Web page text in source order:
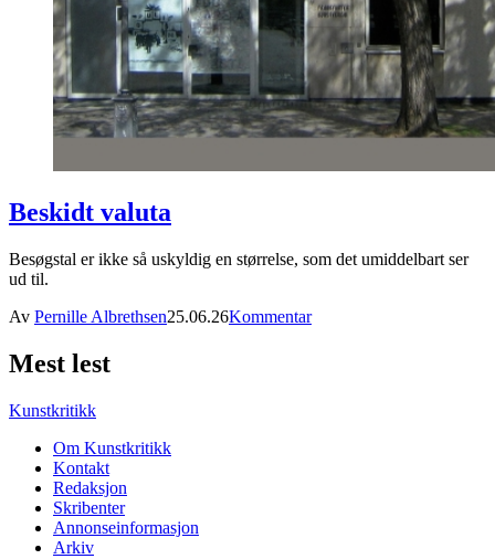
Beskidt valuta
Besøgstal er ikke så uskyldig en størrelse, som det umiddelbart ser
ud til.
Av Pernille Albrethsen25.06.26Kommentar
Mest lest
Kunstkritikk
Om Kunstkritikk
Kontakt
Redaksjon
Skribenter
Annonseinformasjon
Arkiv